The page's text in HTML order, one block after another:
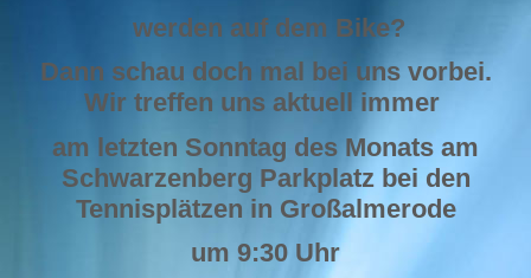
werden auf dem Bike?
Dann schau doch mal bei uns vorbei.
Wir treffen uns aktuell immer
am letzten Sonntag des Monats am
Schwarzenberg Parkplatz bei den
Tennisplätzen in Großalmerode
um 9:30 Uhr